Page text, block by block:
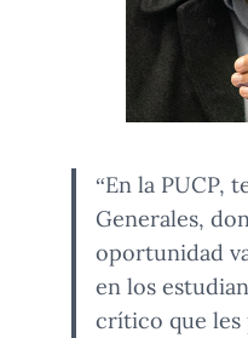
“En la PUCP,
Generales,
oportunidad
en los
crítico que les